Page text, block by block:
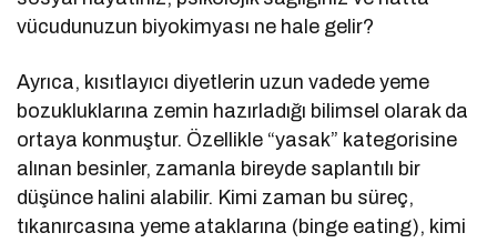
vücudunuzun biyokimyası ne hale gelir?
Ayrıca, kısıtlayıcı diyetlerin uzun vadede yeme
bozukluklarına zemin hazırladığı bilimsel olarak da
ortaya konmuştur. Özellikle “yasak” kategorisine
alınan besinler, zamanla bireyde saplantılı bir
düşünce halini alabilir. Kimi zaman bu süreç,
tıkanırcasına yeme ataklarına (binge eating), kimi